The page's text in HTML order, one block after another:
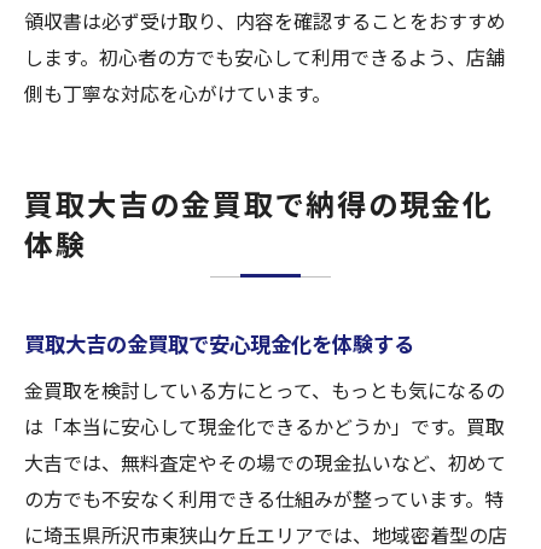
領収書は必ず受け取り、内容を確認することをおすすめ
します。初心者の方でも安心して利用できるよう、店舗
側も丁寧な対応を心がけています。
買取大吉の金買取で納得の現金化
体験
買取大吉の金買取で安心現金化を体験する
金買取を検討している方にとって、もっとも気になるの
は「本当に安心して現金化できるかどうか」です。買取
大吉では、無料査定やその場での現金払いなど、初めて
の方でも不安なく利用できる仕組みが整っています。特
に埼玉県所沢市東狭山ケ丘エリアでは、地域密着型の店